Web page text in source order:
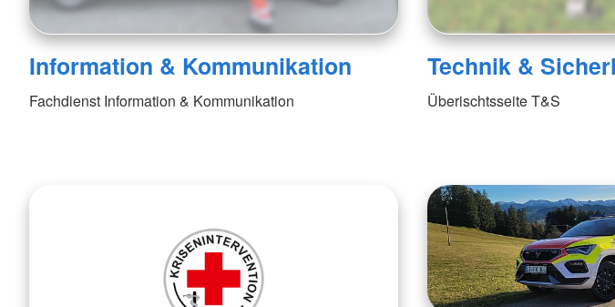
Information & Kommunikation
Fachdienst Information & Kommunikation
Technik &
Überischtsseite T&S